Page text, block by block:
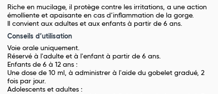
Riche en mucilage, il protège contre les irritations, a une action
émolliente et apaisante en cas d’inflammation de la gorge.
Il convient aux adultes et aux enfants à partir de 6 ans.
Conseils d’utilisation
Voie orale uniquement.
Réservé à l'adulte et à l'enfant à partir de 6 ans.
Enfants de 6 à 12 ans :
Une dose de 10 ml, à administrer à l'aide du gobelet gradué, 2
fois par jour.
Adolescents et adultes :